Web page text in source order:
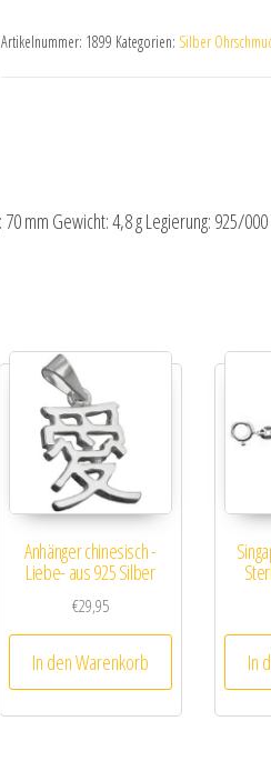
Artikelnummer: 1899 Kategorien: Silber
mm Gewicht: 4,8 g Legierung: 925/
Anhänger chinesisch -
Liebe- aus 925 Silber
€29,95
In den Warenkorb In